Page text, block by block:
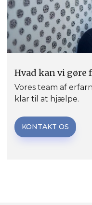
Hvad kan vi gøre
Vores team af
klar til at hjælpe.
KONTAKT OS